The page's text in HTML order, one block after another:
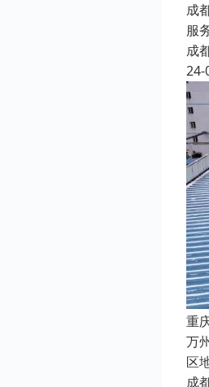
成
服
成
24-
重
万
区
成